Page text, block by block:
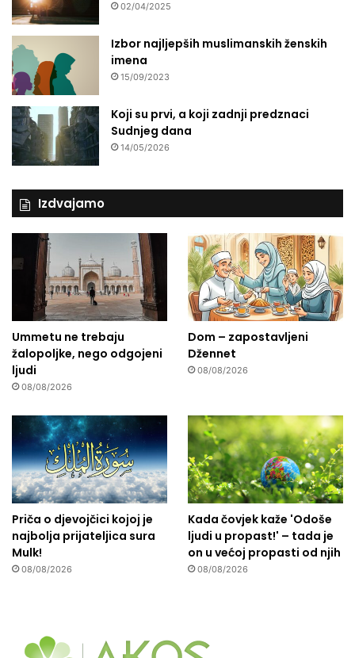
02/04/2025
Izbor najljepših muslimanskih ženskih
imena
15/09/2023
Koji su prvi, a koji zadnji predznaci
Sudnjeg dana
14/05/2026
Izdvajamo
Ummetu ne trebaju
žalopoljke, nego odgojeni
ljudi
08/08/2026
Dom – zapostavljeni
Džennet
08/08/2026
Priča o djevojčici kojoj je
najbolja prijateljica sura
Mulk!
08/08/2026
Kada čovjek kaže 'Odoše
ljudi u propast!' – tada je
on u većoj propasti od njih
08/08/2026